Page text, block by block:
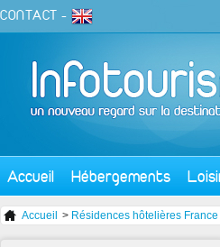
CONTACT -
Accueil Hébergements
Accueil > Résidences hôtelières France